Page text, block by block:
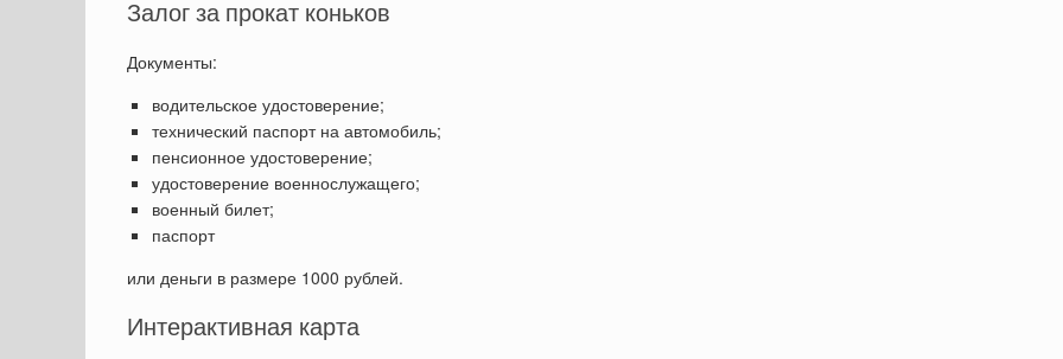
Залог за прокат коньков
Документы:
водительское удостоверение;
технический паспорт на автомобиль;
пенсионное удостоверение;
удостоверение военнослужащего;
военный билет;
паспорт
или деньги в размере 1000 рублей.
Интерактивная карта